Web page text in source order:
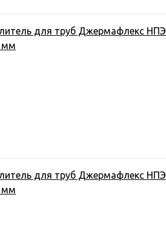
для труб Джермафлекс НПЭ
мм
для труб Джермафлекс НПЭ
мм